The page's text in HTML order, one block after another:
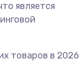
является
товаров в 2026